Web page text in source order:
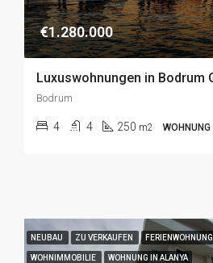
€1.280.000
Bodrum
4 4 250 m2 WOHNUNG
NEUBAU ZU VERKAUFEN FERIENWOHNUNG
WOHNIMMOBILIE WOHNUNG IN ALANYA